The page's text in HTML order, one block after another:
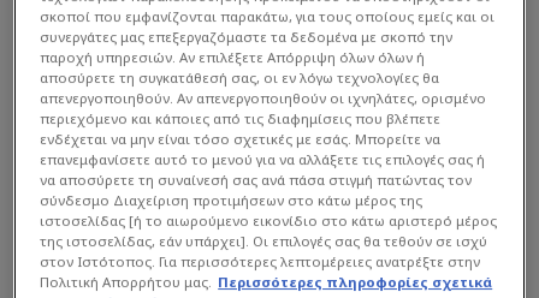
σκοποί που εμφανίζονται παρακάτω, για τους οποίους εμείς και οι
συνεργάτες μας επεξεργαζόμαστε τα δεδομένα με σκοπό την
παροχή υπηρεσιών. Αν επιλέξετε Απόρριψη όλων όλων ή
αποσύρετε τη συγκατάθεσή σας, οι εν λόγω τεχνολογίες θα
απενεργοποιηθούν. Αν απενεργοποιηθούν οι ιχνηλάτες, ορισμένο
περιεχόμενο και κάποιες από τις διαφημίσεις που βλέπετε
ενδέχεται να μην είναι τόσο σχετικές με εσάς. Μπορείτε να
επανεμφανίσετε αυτό το μενού για να αλλάξετε τις επιλογές σας ή
να αποσύρετε τη συναίνεσή σας ανά πάσα στιγμή πατώντας τον
σύνδεσμο Διαχείριση προτιμήσεων στο κάτω μέρος της
ιστοσελίδας [ή το αιωρούμενο εικονίδιο στο κάτω αριστερό μέρος
της ιστοσελίδας, εάν υπάρχει]. Οι επιλογές σας θα τεθούν σε ισχύ
στον Ιστότοπος. Για περισσότερες λεπτομέρειες ανατρέξτε στην
Πολιτική Απορρήτου μας. Περισσότερες πληροφορίες σχετικά